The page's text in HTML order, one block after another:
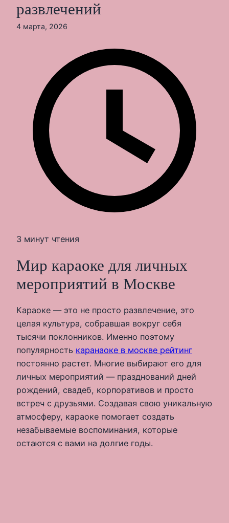
развлечений
4 марта, 2026
3 минут чтения
Мир караоке для личных
мероприятий в Москве
Караоке — это не просто развлечение, это
целая культура, собравшая вокруг себя
тысячи поклонников. Именно поэтому
популярность каранаоке в москве рейтинг
постоянно растет. Многие выбирают его для
личных мероприятий — празднований дней
рождений, свадеб, корпоративов и просто
встреч с друзьями. Создавая свою уникальную
атмосферу, караоке помогает создать
незабываемые воспоминания, которые
остаются с вами на долгие годы.